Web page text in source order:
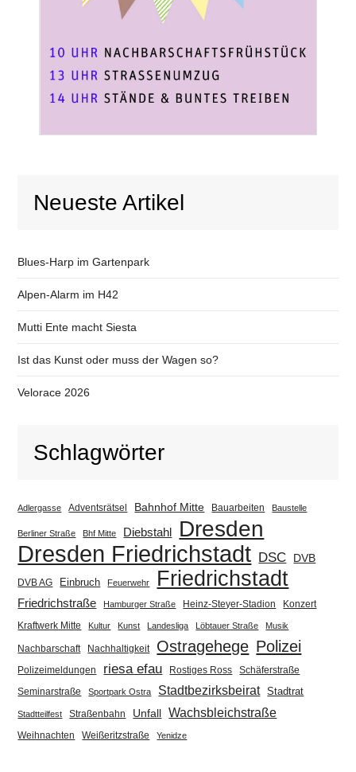
Neueste Artikel
Blues-Harp im Gartenpark
Alpen-Alarm im H42
Mutti Ente macht Siesta
Ist das Kunst oder muss der Wagen so?
Velorace 2026
Schlagwörter
Adlergasse Adventsrätsel Bahnhof Mitte Bauarbeiten Baustelle
Berliner Straße Bhf Mitte Diebstahl Dresden
Dresden Friedrichstadt DSC DVB
DVB AG Einbruch Feuerwehr Friedrichstadt
Friedrichstraße Hamburger Straße Heinz-Steyer-Stadion
Konzert
Kraftwerk Mitte
Kultur Kunst Landesliga Löbtauer Straße Musik
Nachbarschaft Nachhaltigkeit Ostragehege Polizei
Polizeimeldungen riesa efau Rostiges Ross Schäferstraße
Seminarstraße Sportpark Ostra Stadtbezirksbeirat Stadtrat
Stadtteilfest Straßenbahn Unfall Wachsbleichstraße
Weihnachten Weißeritzstraße Yenidze